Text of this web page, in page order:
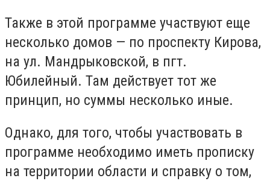
Также в этой программе участвуют еще
несколько домов — по проспекту Кирова,
на ул. Мандрыковской, в пгт.
Юбилейный. Там действует тот же
принцип, но суммы несколько иные.
Однако, для того, чтобы участвовать в
программе необходимо иметь прописку
на территории области и справку о том,